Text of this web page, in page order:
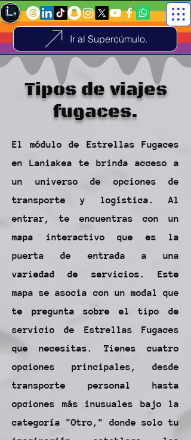
Ir al Supercúmulo.
Tipos de viajes
fugaces.
El módulo de Estrellas Fugaces
en Laniakea te brinda acceso a
un universo de opciones de
transporte y logística. Al
entrar, te encuentras con un
mapa interactivo que es la
puerta de entrada a una
variedad de servicios. Este
mapa se asocia con un modal que
te pregunta sobre el tipo de
servicio de Estrellas Fugaces
que necesitas. Tienes cuatro
opciones principales, desde
transporte personal hasta
opciones más inusuales bajo la
categoría "Otro," donde solo tu